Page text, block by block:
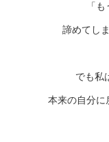
「
諦めてし
でも私
本来の自分に